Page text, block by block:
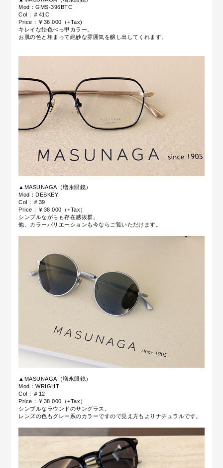
Mod：GMS-396BTC
Col：＃41C
Price：￥36,000（+Tax)
キレイな飴色べっ甲カラー。
お肌の色と相まって絶妙な雰囲気を醸し出してくれます。
▲MASUNAGA（増永眼鏡）
Mod：DESKEY
Col：＃39
Price：￥38,000（+Tax）
シンプルながらも存在感抜群。
他、カラーバリエーションも今ならご覧いただけます。
▲MASUNAGA（増永眼鏡）
Mod：WRIGHT
Col：＃12
Price：￥38,000（+Tax）
シンプルなラウンドのサングラス。
レンズの色もグレー系のカラーですので見え方もよりナチュラルです。